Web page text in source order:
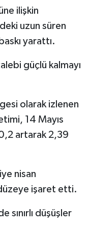
ilişkin
uzun süren
yarattı.
güçlü kalmayı
olarak izlenen
14 Mayıs
artarak 2,39
nisan
işaret etti.
sınırlı düşüşler